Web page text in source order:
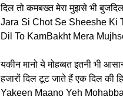
दिल तो कमबख्त मेरा मुझसे भी
Jara Si Chot Se Sheeshe Ki
Dil To KamBakht Mera
यकीन मानो ये मोहब्बत इतनी भी
हजारों दिल टूट जाते हैं एक दिल की
Yakeen Maano Yeh